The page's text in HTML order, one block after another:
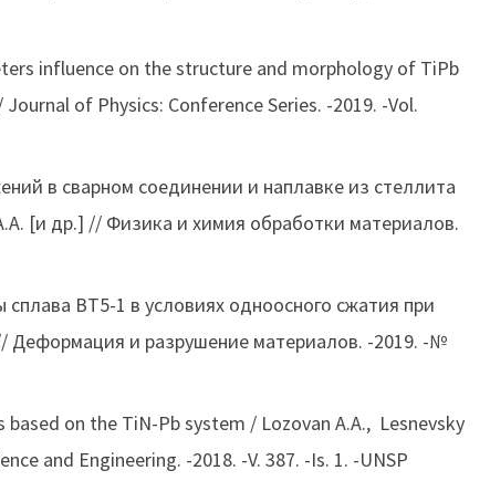
influence on the structure and morphology of TiPb
of Physics: Conference Series. -2019. -Vol.
в сварном соединении и наплавке из стеллита
[и др.] // Физика и химия обработки материалов.
ВТ5-1 в условиях одноосного сжатия при
Деформация и разрушение материалов. -2019. -№
on the TiN-Pb system / Lozovan A.A., Lesnevsky
and Engineering. -2018. -V. 387. -Is. 1. -UNSP